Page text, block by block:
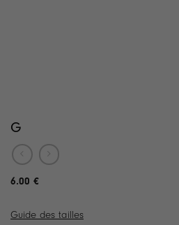
G
6.00 €
Guide des tailles